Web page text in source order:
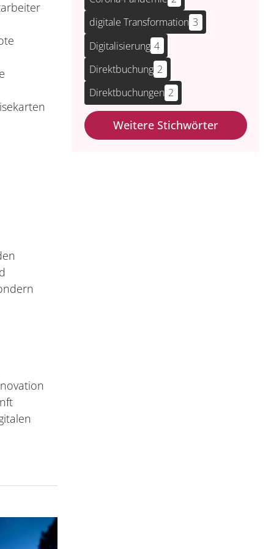
digitale Transformation 3
Digitalisierung 4
Direktbuchung 2
Direktbuchungen 2
Weitere Stichwörter